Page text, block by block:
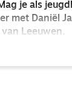
je als
met Daniël
Leeuwen.